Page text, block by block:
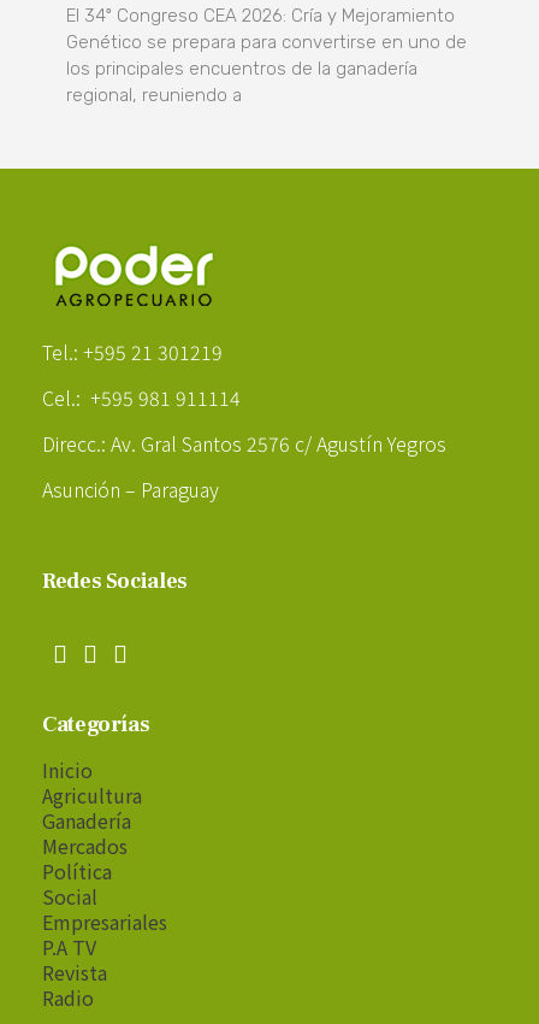
El 34º Congreso CEA 2026: Cría y Mejoramiento
Genético se prepara para convertirse en uno de
los principales encuentros de la ganadería
regional, reuniendo a
Tel.: +595 21 301219
Cel.: +595 981 911114
Direcc.: Av. Gral Santos 2576 c/ Agustín Yegros
Asunción – Paraguay
Redes Sociales
Categorías
Inicio
Agricultura
Ganadería
Mercados
Política
Social
Empresariales
P.A TV
Revista
Radio